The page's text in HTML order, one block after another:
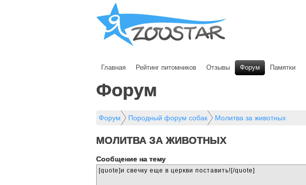
Главная Рейтинг питомников Отзывы Форум Памятки
Форум
Форум Породный форум собак Молитва за животных
МОЛИТВА ЗА ЖИВОТНЫХ
Cообщение на тему